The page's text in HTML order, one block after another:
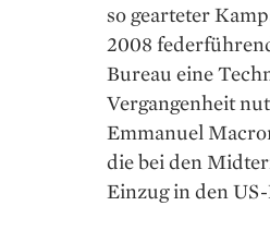
so gearteter
2008
Bureau eine
Vergangenheit
Emmanuel
die bei den
Einzug in den